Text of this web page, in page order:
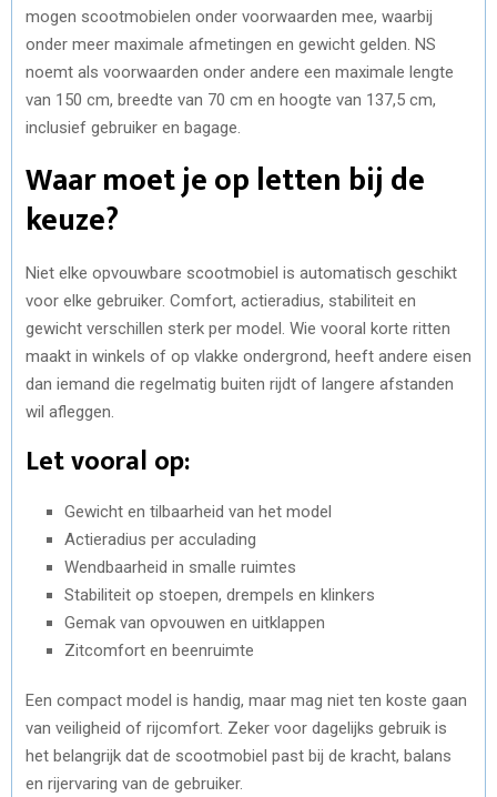
mogen scootmobielen onder voorwaarden mee, waarbij
onder meer maximale afmetingen en gewicht gelden. NS
noemt als voorwaarden onder andere een maximale lengte
van 150 cm, breedte van 70 cm en hoogte van 137,5 cm,
inclusief gebruiker en bagage.
Waar moet je op letten bij de
keuze?
Niet elke opvouwbare scootmobiel is automatisch geschikt
voor elke gebruiker. Comfort, actieradius, stabiliteit en
gewicht verschillen sterk per model. Wie vooral korte ritten
maakt in winkels of op vlakke ondergrond, heeft andere eisen
dan iemand die regelmatig buiten rijdt of langere afstanden
wil afleggen.
Let vooral op:
Gewicht en tilbaarheid van het model
Actieradius per acculading
Wendbaarheid in smalle ruimtes
Stabiliteit op stoepen, drempels en klinkers
Gemak van opvouwen en uitklappen
Zitcomfort en beenruimte
Een compact model is handig, maar mag niet ten koste gaan
van veiligheid of rijcomfort. Zeker voor dagelijks gebruik is
het belangrijk dat de scootmobiel past bij de kracht, balans
en rijervaring van de gebruiker.